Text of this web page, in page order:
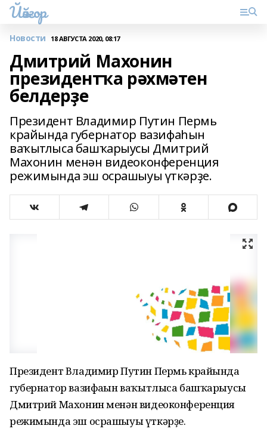
Йәйғор
Новости 18 АВГУСТА 2020, 08:17
Дмитрий Махонин
президентҡа рәхмәтен
белдерҙе
Президент Владимир Путин Пермь
крайында губернатор вазифаһын
ваҡытлыса башҡарыусы Дмитрий
Махонин менән видеоконференция
режимында эш осрашыуы үткәрҙе.
Президент Владимир Путин Пермь крайында
губернатор вазифаһын ваҡытлыса башҡарыусы
Дмитрий Махонин менән видеоконференция
режимында эш осрашыуы үткәрҙе.